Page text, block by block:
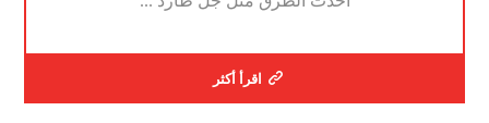
اقرأ أكثر